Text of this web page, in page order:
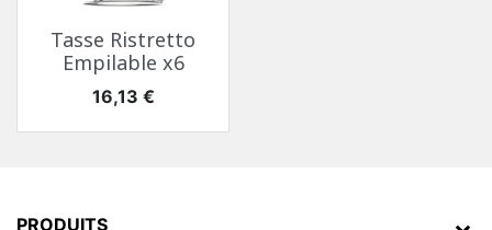
Tasse Ristretto
Empilable x6
Prix
16,13 €
PRODUITS